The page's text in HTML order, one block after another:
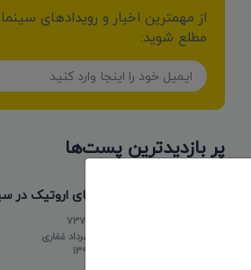
از مهمترین اخبار و رویدادهای
مطلع شوید:
پر بازدیدترین پست‌ها
فیلم های اروتیک در
مهرداد غفاری
۱۳۹۸/۰۵/۱۵